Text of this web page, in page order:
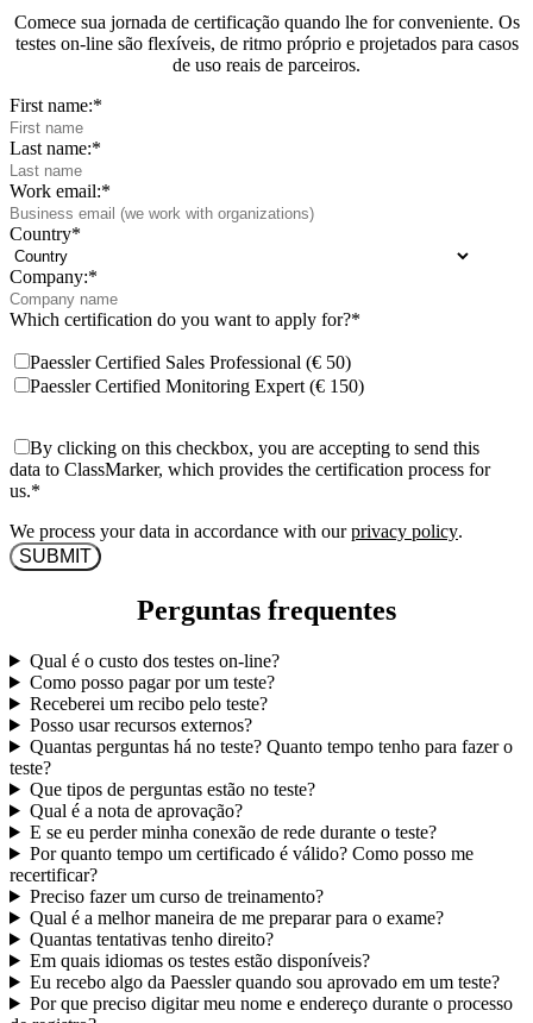
Comece sua jornada de certificação quando lhe for conveniente. Os
testes on-line são flexíveis, de ritmo próprio e projetados para casos
de uso reais de parceiros.
First name:*
Last name:*
Work email:*
Country*
Company:*
Which certification do you want to apply for?*
Paessler Certified Sales Professional (€ 50)
Paessler Certified Monitoring Expert (€ 150)
By clicking on this checkbox, you are accepting to send this
data to ClassMarker, which provides the certification process for
us.*
We process your data in accordance with ourprivacy policy.
Perguntas frequentes
Qual é o custo dos testes on-line?
Como posso pagar por um teste?
Receberei um recibo pelo teste?
Posso usar recursos externos?
Quantas perguntas há no teste? Quanto tempo tenho para fazer o
teste?
Que tipos de perguntas estão no teste?
Qual é a nota de aprovação?
E se eu perder minha conexão de rede durante o teste?
Por quanto tempo um certificado é válido? Como posso me
recertificar?
Preciso fazer um curso de treinamento?
Qual é a melhor maneira de me preparar para o exame?
Quantas tentativas tenho direito?
Em quais idiomas os testes estão disponíveis?
Eu recebo algo da Paessler quando sou aprovado em um teste?
Por que preciso digitar meu nome e endereço durante o processo